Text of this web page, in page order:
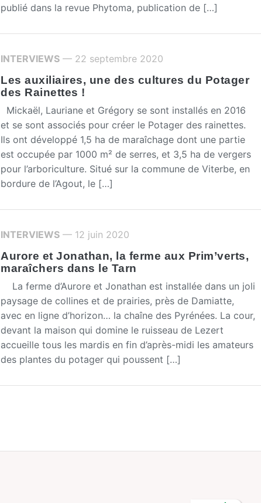
publié dans la revue Phytoma, publication de […]
INTERVIEWS — 22 septembre 2020
Les auxiliaires, une des cultures du Potager
des Rainettes !
Mickaël, Lauriane et Grégory se sont installés en 2016
et se sont associés pour créer le Potager des rainettes.
Ils ont développé 1,5 ha de maraîchage dont une partie
est occupée par 1000 m² de serres, et 3,5 ha de vergers
pour l’arboriculture. Situé sur la commune de Viterbe, en
bordure de l’Agout, le […]
INTERVIEWS — 12 juin 2020
Aurore et Jonathan, la ferme aux Prim’verts,
maraîchers dans le Tarn
La ferme d’Aurore et Jonathan est installée dans un joli
paysage de collines et de prairies, près de Damiatte,
avec en ligne d’horizon… la chaîne des Pyrénées. La cour,
devant la maison qui domine le ruisseau de Lezert
accueille tous les mardis en fin d’après-midi les amateurs
des plantes du potager qui poussent […]